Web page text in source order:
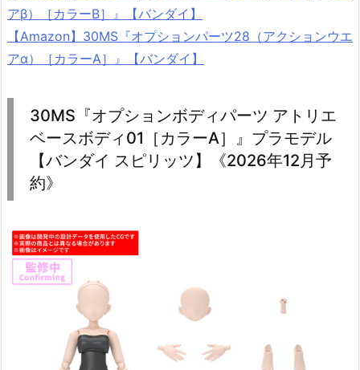
アβ）［カラーB］』【バンダイ】
【Amazon】30MS『オプションパーツ28（アクションウエ
アα）［カラーA］』【バンダイ】
30MS『オプションボディパーツ アトリエ
ベースボディ01［カラーA］』プラモデル
【バンダイ スピリッツ】《2026年12月予
約》